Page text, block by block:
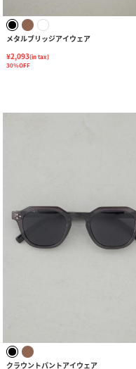
メタルブリッジアイウェア
¥2,093(in tax)
30%OFF
クラウントパントアイウェア